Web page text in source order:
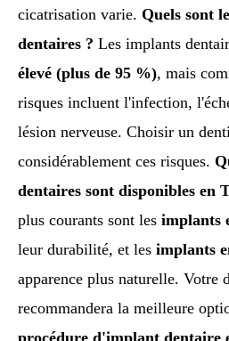
cicatrisation varie. Quels sont
dentaires ? Les implants
élevé (plus de 95 %), mais
risques incluent l'infection,
lésion nerveuse. Choisir un
considérablement ces risques.
dentaires sont disponibles en
plus courants sont les implants
leur durabilité, et les implants
apparence plus naturelle. Votre
recommandera la meilleure
procédure d'implant dentaire